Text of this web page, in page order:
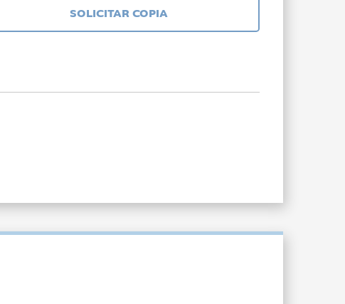
SOLICITAR COPIA